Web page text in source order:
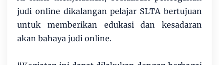
judi online dikalangan pelajar SLTA bertujuan
untuk memberikan edukasi dan kesadaran
akan bahaya judi online.